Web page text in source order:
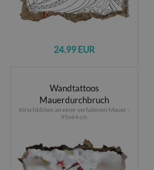
24.99 EUR
Wandtattoos
Mauerdurchbruch
Kirschblüten an einer verfallenen Mauer -
95x64 cm